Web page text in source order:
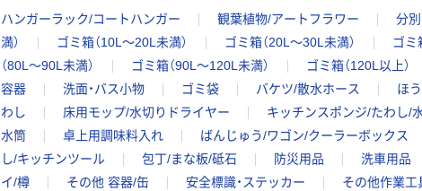
ハンガーラック/コートハンガー 観葉植物/アートフラワー 分
満）
ゴミ箱（10L～20L未満） ゴミ箱（20L～30L未満） ゴミ
（80L～90L未満）
ゴミ箱（90L～120L未満） ゴミ箱（120L以上）
容器
洗面・バス小物 ゴミ袋 バケツ/散水ホース ほ
わし
床用モップ/水切りドライヤー キッチンスポンジ/たわし/
水筒
卓上用調味料入れ ばんじゅう/ワゴン/クーラーボックス
し/キッチンツール
包丁/まな板/砥石 防災用品 洗車用品
イ/樽
その他 容器/缶 安全標識・ステッカー その他作業工